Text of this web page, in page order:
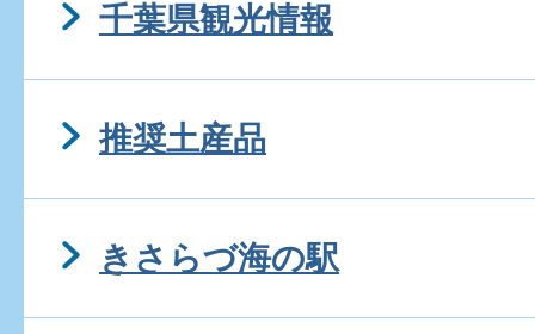
千葉県観光情報
推奨土産品
きさらづ海の駅